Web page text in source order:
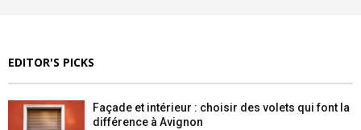
EDITOR'S PICKS
Façade et intérieur : choisir des volets qui font la
différence à Avignon